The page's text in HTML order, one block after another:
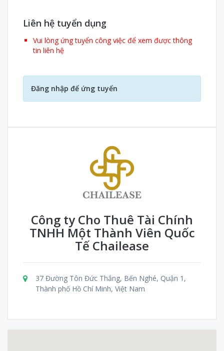
Liên hệ tuyển dụng
Vui lòng ứng tuyển công việc để xem được thông
tin liên hệ
Đăng nhập để ứng tuyển
Công ty Cho Thuê Tài Chính
TNHH Một Thành Viên Quốc
Tế Chailease
37 Đường Tôn Đức Thắng, Bến Nghé, Quận 1,
Thành phố Hồ Chí Minh, Việt Nam